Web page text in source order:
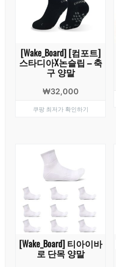
[Wake_Board] [컴포트]
스타디아X논슬립 – 축
구 양말
₩32,000
쿠팡 최저가 확인하기
[Wake_Board] 티아이바
로 단목 양말